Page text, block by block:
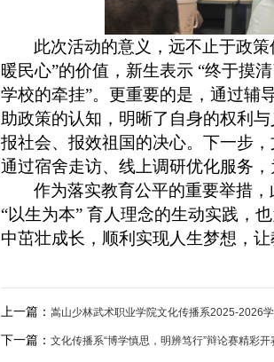
此次活动的意义，远不止于政
暖民心”的价值 ， 新生表示 “终于摸
学校的牵挂”。更重要的是，通过辅
助政策的认知，明晰了自身的权利
报社会、报效祖国的决心。下一步
通过宿舍走访、线上调研优化服务，
作为落实教育公平的重要举措，
“以生为本” 育人理念的生动实践，
中茁壮成长，顺利实现人生梦想，
上一篇： 嵩山少林武术职业学院文化传播系2025-2026
下一篇： 文化传播系“博学慎思，明辨笃行”辩论赛精彩开